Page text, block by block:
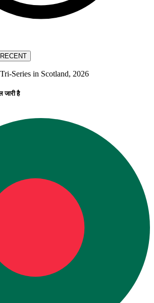
RECENT
Series in Scotland, 2026
जारी है